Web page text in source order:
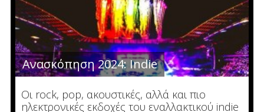
Ανασκόπηση 2024: Indie
Οι rock, pop, ακουστικές, αλλά και πιο
ηλεκτρονικές εκδοχές του εναλλακτικού indie